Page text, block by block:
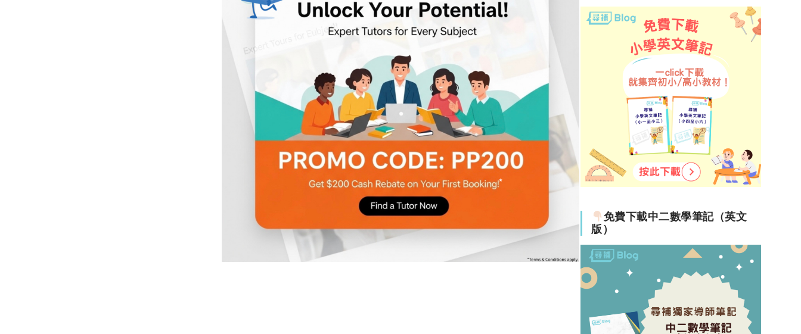
免費下載中二數學筆記（英文
版）